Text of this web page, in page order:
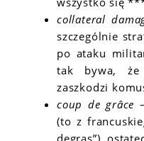
collateral
szczególnie
po ataku
tak bywa, że
zaszkodzi
coup de grâce
(to z